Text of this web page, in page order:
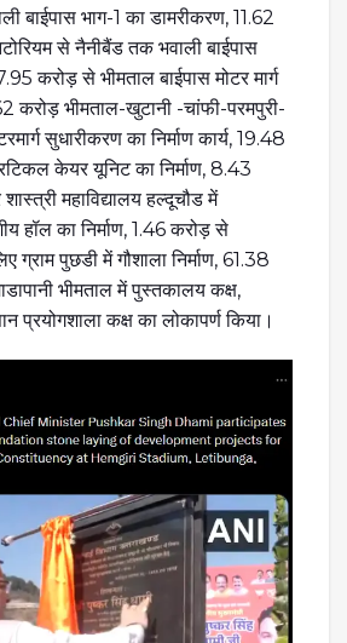
बाईपास भाग-1 का डामरीकरण, 11.62
से नैनीबैंड तक भवाली बाईपास
करोड़ से भीमताल बाईपास मोटर मार्ग
करोड़ भीमताल-खुटानी -चांफी-परमपुरी-
सुधारीकरण का निर्माण कार्य, 19.48
केयर यूनिट का निर्माण, 8.43
महाविद्यालय हल्दूचौड में
हॉल का निर्माण, 1.46 करोड़ से
ग्राम पुछडी में गौशाला निर्माण, 61.38
भीमताल में पुस्तकालय कक्ष,
प्रयोगशाला कक्ष का लोकापर्ण किया।